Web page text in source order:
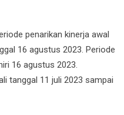
penarikan kinerja awal
16 agustus 2023. Periode
16 agustus 2023.
tanggal 11 juli 2023 sampai